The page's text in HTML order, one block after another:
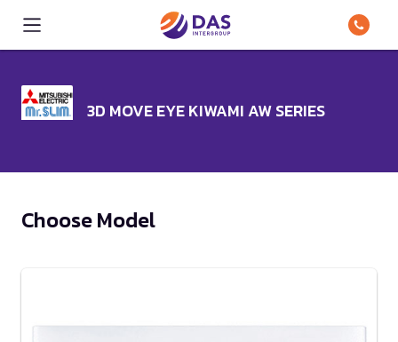
3D MOVE EYE KIWAMI AW SERIES
Choose Model